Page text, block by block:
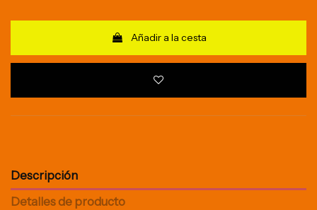
Añadir a la cesta
Descripción
Detalles de producto